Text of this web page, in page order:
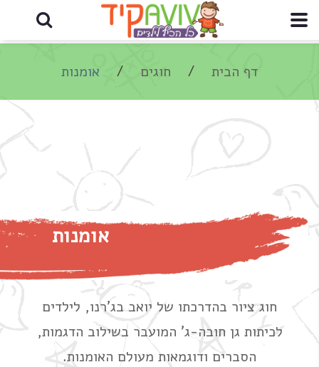
דף הבית חוגים אומנות
אומנות
חוג ציור בהדרכתו של יואב בג'רנו, לילדים
לכיתות גן חובה-ג' המועבר בשילוב הדגמות,
הסברים ודוגמאות מעולם האומנות.